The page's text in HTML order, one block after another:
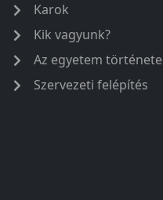
Karok
Kik vagyunk?
Az egyetem története
Szervezeti felépítés